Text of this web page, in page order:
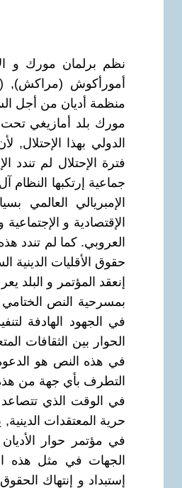
أمورأكوش (مراكش),
منظمة أديان من أجل
مورك بلد أمازيغي تحت
الدولي بهذا الإحتلال,
فترة الإحتلال لم تندد
جماعية إرتكبها
الإمبريالي العالمي
الإقتصادية و
العروبي. كما لم تندد
حقوق الأقليات الدينية
إنعقد المؤتمر و البلد
بمسرحية النص الختامي
في الجهود الهادفة
الحوار بين الثقافات
في هذه النص هو
التطرف بأي جهة من هذه
في الوقت الذي تتصاعد
حرية المعتقدات
في مؤتمر حوار
الجهات في مثل هذه
إستبداد و إنتهاك